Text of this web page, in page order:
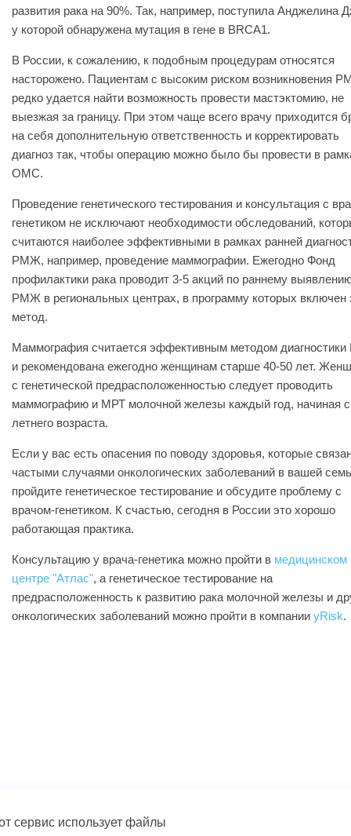
развития рака на 90%. Так, например, поступила Анджелина
у которой обнаружена мутация в гене в BRCA1.
В России, к сожалению, к подобным процедурам относятся
насторожено. Пациентам с высоким риском возникновения
редко удается найти возможность провести мастэктомию, не
выезжая за границу. При этом чаще всего врачу приходится
на себя дополнительную ответственность и корректировать
диагноз так, чтобы операцию можно было бы провести в
ОМС.
Проведение генетического тестирования и консультация с
генетиком не исключают необходимости обследований,
считаются наиболее эффективными в рамках ранней
РМЖ, например, проведение маммографии. Ежегодно Фонд
профилактики рака проводит 3-5 акций по раннему
РМЖ в региональных центрах, в программу которых включен
метод.
Маммография считается эффективным методом
и рекомендована ежегодно женщинам старше 40-50 лет.
с генетической предрасположенностью следует проводить
маммографию и МРТ молочной железы каждый год, начиная
летнего возраста.
Если у вас есть опасения по поводу здоровья, которые
частыми случаями онкологических заболеваний в вашей
пройдите генетическое тестирование и обсудите проблему с
врачом-генетиком. К счастью, сегодня в России это хорошо
работающая практика.
Консультацию у врача-генетика можно пройти в медицинском
центре "Атлас", а генетическое тестирование на
предрасположенность к развитию рака молочной железы и
онкологических заболеваний можно пройти в компании yRisk.
сервис использует файлы